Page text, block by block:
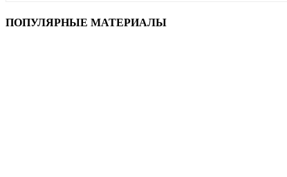
ПОПУЛЯРНЫЕ МАТЕРИАЛЫ